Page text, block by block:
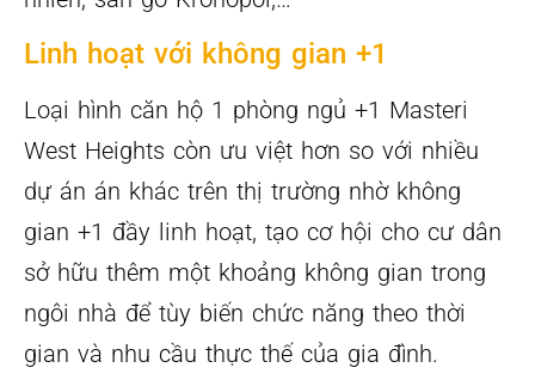
Linh hoạt với không gian +1
Loại hình căn hộ 1 phòng ngủ +1 Masteri
West Heights còn ưu việt hơn so với nhiều
dự án án khác trên thị trường nhờ không
gian +1 đầy linh hoạt, tạo cơ hội cho cư dân
sở hữu thêm một khoảng không gian trong
ngôi nhà để tùy biến chức năng theo thời
gian và nhu cầu thực thế của gia đình.